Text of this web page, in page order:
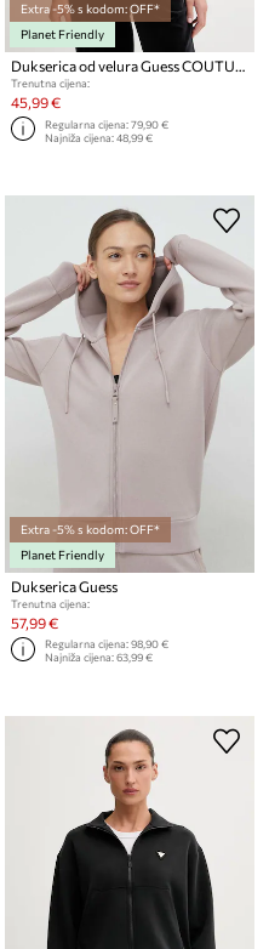
Extra -5% s kodom: OFF*
Planet Friendly
Dukserica od velura Guess COUTURE
Trenutna cijena:
45,99 €
Regularna cijena:79,90 €
Najniža cijena:48,99 €
Extra -5% s kodom: OFF*
Planet Friendly
Dukserica Guess
Trenutna cijena:
57,99 €
Regularna cijena:98,90 €
Najniža cijena:63,99 €